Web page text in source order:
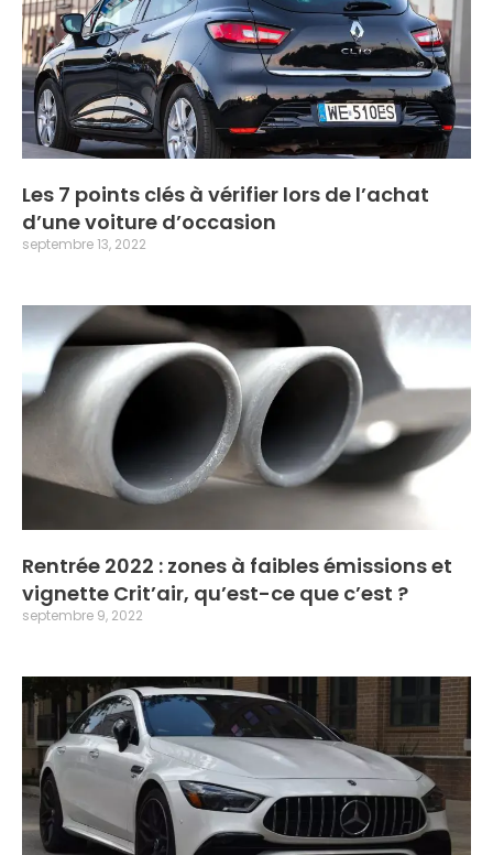
Les 7 points clés à vérifier lors de l’achat
d’une voiture d’occasion
septembre 13, 2022
Rentrée 2022 : zones à faibles émissions et
vignette Crit’air, qu’est-ce que c’est ?
septembre 9, 2022